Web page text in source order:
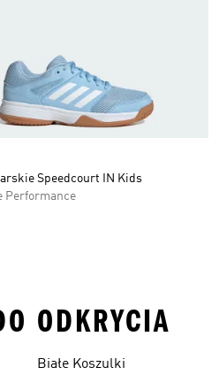
Speedcourt IN Kids
Performance
ODKRYCIA
Białe Koszulki